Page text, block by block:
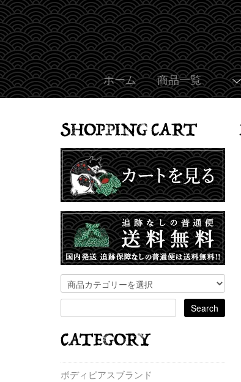
ホーム 商品一覧
ボディピアスブランド